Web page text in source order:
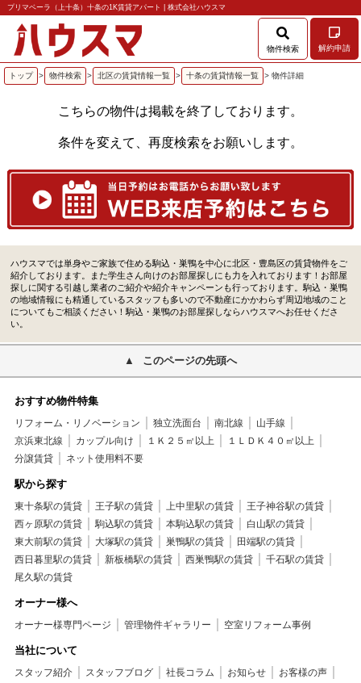
プリマベーラ（上十条）十条の1K賃貸アパート | 株式会社ハウスマ
物件検索 解約申請
トップ > 物件検索 > 北区の賃貸情報一覧 > 十条の賃貸情報一覧 > 物件詳細
こちらの物件は掲載を終了しております。
条件を変えて、再度検索をお願いします。
ハウスマでは単身やご家族で住める駒込・巣鴨を中心に北区・豊島区の賃貸物件をご
紹介しております。また学生さん向けのお部屋探しにも力を入れております！お部屋
探しに関する引越し業者のご紹介や紹介キャンペーンも行っております。駒込・巣鴨
の地域情報にも精通しているスタッフも多いので不動産にかかわらず周辺地域のこと
についてもご相談ください！駒込・巣鴨のお部屋探しならハウスマへお任せくださ
い。
このページの先頭へ
おすすめ物件特集
リフォーム・リノベーション 独立洗面台 南北線
山手線
京浜東北線
カップル向け １Ｋ２５㎡以上
１ＬＤＫ４０㎡以上
分譲賃貸
ネット使用料不要
駅から探す
東十条駅の賃貸 王子駅の賃貸 上中里駅の賃貸
王子神谷駅の賃貸
西ヶ原駅の賃貸
駒込駅の賃貸 本駒込駅の賃貸
白山駅の賃貸
東大前駅の賃貸
大塚駅の賃貸 巣鴨駅の賃貸
田端駅の賃貸
西日暮里駅の賃貸
新板橋駅の賃貸 西巣鴨駅の賃貸
千石駅の賃貸
尾久駅の賃貸
オーナー様へ
オーナー様専門ページ 管理物件ギャラリー 空室リフォーム事例
当社について
スタッフ紹介 スタッフブログ 社長コラム お知らせ
お客様の声